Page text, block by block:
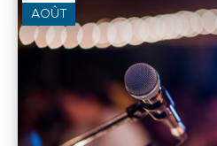
AOÛT